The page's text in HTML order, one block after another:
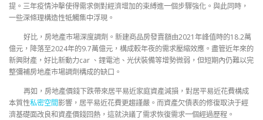
提。三年疫情沖擊使得需求側對經濟增加的束縛進一個步驟強化。與此同時，
一些深條理構造性牴觸集中浮現。
好比，房地產市場深度調劑。新建商品房發賣額由2021年峰值時的18.2萬
億元，降落至2024年的9.7萬億元，構成較年夜的需求壓縮效應。盡管近年來的
新興財產，好比新動力car 、鋰電池、光伏裝備等增勢微弱，但短期內仍難以完
整彌補房地產市場調劑構成的缺口。
再如，房地產價錢下跌帶來居平易近家庭資產減損，對居平易近花費構成
本質性私密空間影響，居平易近花費更趨謹嚴。而資產欠債表的修復取決于經
濟基礎面改良和資產價錢回熱，這就決議了需求恢復需求一個經過歷程。